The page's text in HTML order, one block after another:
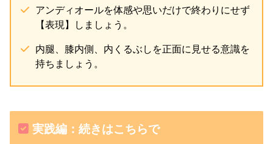
アンディオールを体感や思いだけで終わりにせず
【表現】しましょう。
内腿、膝内側、内くるぶしを正面に見せる意識を
持ちましょう。
実践編：続きはこちらで